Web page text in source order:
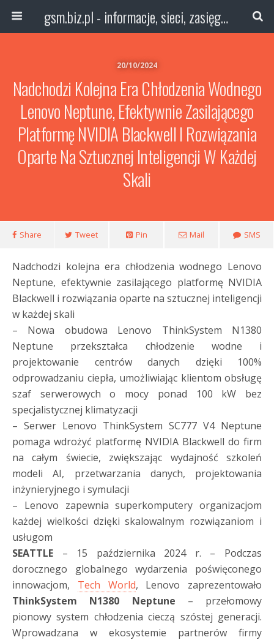
gsm.biz.pl - informacje, sieci, zasięg technologie
20/10/2024
Nadchodzi Kolejna Era Chłodzenia Wodnego
Lenovo Neptune, Efektywnie Zasilającego
Platformę NVIDIA Blackwell I Rozwiązania
Oparte Na Sztucznej Inteligencji W Każdej
Skali
Share Tweet Pin Mail SMS
Nadchodzi kolejna era chłodzenia wodnego Lenovo
Neptune, efektywnie zasilającego platformę NVIDIA
Blackwell i rozwiązania oparte na sztucznej inteligencji
w każdej skali
– Nowa obudowa Lenovo ThinkSystem N1380
Neptune przekształca chłodzenie wodne i
projektowanie centrów danych dzięki 100%
odprowadzaniu ciepła, umożliwiając klientom obsługę
szaf serwerowych o mocy ponad 100 kW bez
specjalistycznej klimatyzacji
– Serwer Lenovo ThinkSystem SC777 V4 Neptune
pomaga wdrożyć platformę NVIDIA Blackwell do firm
na całym świecie, zwiększając wydajność szkoleń
modeli AI, przetwarzania danych, projektowania
inżynieryjnego i symulacji
– Lenovo zapewnia superkomputery organizacjom
każdej wielkości dzięki skalowalnym rozwiązaniom i
usługom
SEATTLE – 15 października 2024 r. – Podczas
dorocznego globalnego wydarzenia poświęconego
innowacjom, Tech World, Lenovo zaprezentowało
ThinkSystem N1380 Neptune – przełomowy
pionowy system chłodzenia cieczą szóstej generacji.
Wprowadzana w ekosystemie partnerów firmy